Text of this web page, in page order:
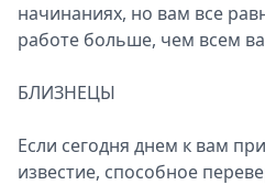
начинаниях, но вам все
работе больше, чем всем
БЛИЗНЕЦЫ
Если сегодня днем к вам
известие, способное